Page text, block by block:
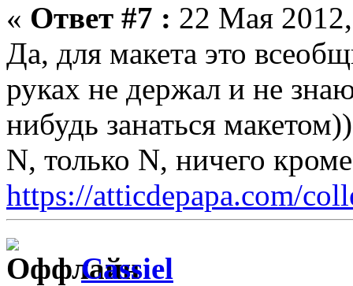
« Ответ #7 : 22 Мая
Да, для макета это
руках не держал и не
нибудь занаться макетом))
N, только N, ничего
https://atticdepapa.com/
Cassiel